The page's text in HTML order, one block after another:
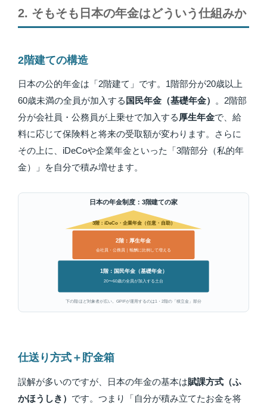
2. そもそも日本の年金はどういう仕組みか
2階建ての構造
日本の公的年金は「2階建て」です。1階部分が20歳以上
60歳未満の全員が加入する 国民年金（基礎年金）
。2階部
分が会社員・公務員が上乗せで加入する厚生年金で、給
料に応じて保険料と将来の受取額が変わります。さらに
その上に、iDeCoや企業年金といった「3階部分（私的年
金）」を自分で積み増せます。
日本の年金制度：3階建ての家
3階：iDeCo・企業年金（任意・自助）
2階：厚生年金
会社員・公務員｜報酬に比例して増える
1階：国民年金（基礎年金）
20〜60歳の全員が加入する土台
下の階ほど対象者が広い。GPIFが運用するのは1・2階の「積立金」部分
仕送り方式＋貯金箱
誤解が多いのですが、日本の年金の基本は賦課方式（ふ
かほうしき） です。つまり「自分が積み立てたお金を将